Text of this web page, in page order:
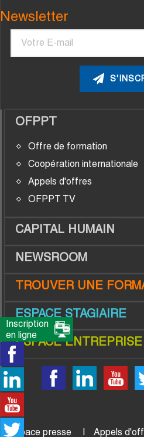
Newsletter
Courriel
OFPPT
Offre de formation
Coopération internationale
Appels d'offres
OFPPT TV
CAPITAL HUMAIN
NEWSROOM
TROUVER UNE
ESPACE STAGIAIRE
ESPACE ENTREPRISE
Espace presse Appels
Inscription
en ligne